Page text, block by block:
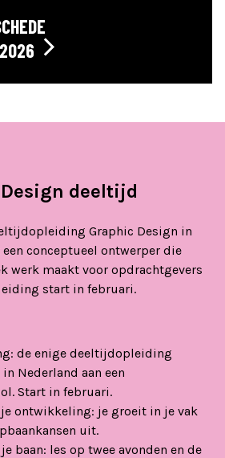
deeltijd
Graphic Design in
conceptueel ontwerper die
werk maakt voor opdrachtgevers
start in februari.
de enige deeltijdopleiding
Nederland aan een
Start in februari.
je ontwikkeling: je groeit in je vak
uit.
baan: les op twee avonden en de